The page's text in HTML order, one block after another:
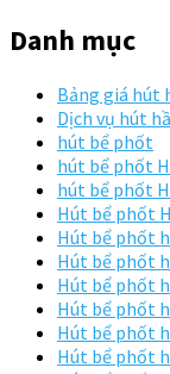
Danh mục
Bảng giá hút
Dịch vụ hút
hút bể phốt
hút bể phốt
hút bể phốt
Hút bể phốt
Hút bể phốt
Hút bể phốt
Hút bể phốt
Hút bể phốt
Hút bể phốt
Hút bể phốt